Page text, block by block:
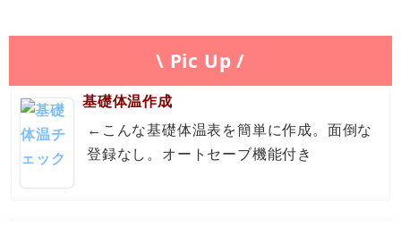
\ Pic Up /
基礎体温作成
←こんな基礎体温表を簡単に作成。面倒な
登録なし。オートセーブ機能付き